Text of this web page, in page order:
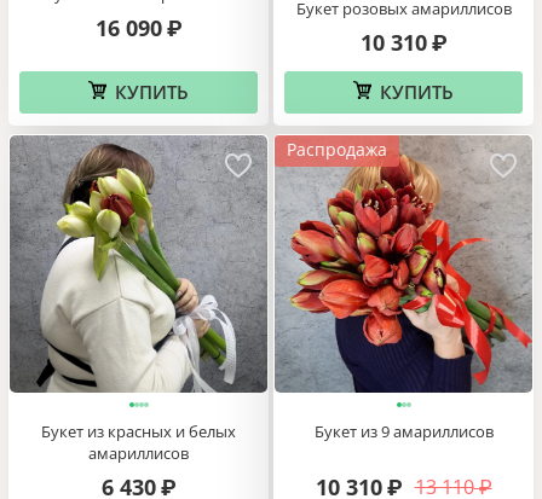
16 090 ₽
КУПИТЬ
Букет розовых амариллисов
10 310 ₽
КУПИТЬ
Букет из красных и белых
амариллисов
6 430 ₽
Распродажа
Букет из 9 амариллисов
13 110 ₽
10 310 ₽